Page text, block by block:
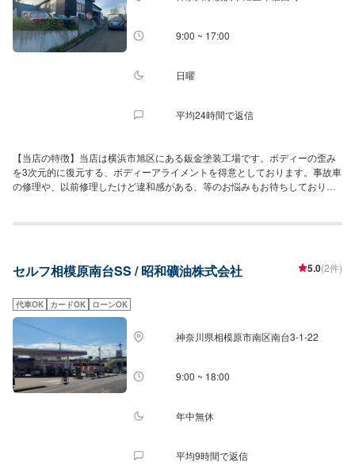
9:00 ~ 17:00
日曜
平均24時間で返信
【当店の特徴】当店は横浜市旭区にある鈑金塗装工場です。ボディーの歪み
を3次元的に復元する、ボディーアライメントを得意としております。事故車
の修理や、以前修理したけど違和感がある、等のお悩みもお待ちしておりま
ことはできる？と言ったことでも構いませんのでご相談くださいませ！【得
セルフ相模原南台SS / 昭和礦油株式会社 5.0(2件)
代車OK カードOK ローンOK
神奈川県相模原市南区南台3-1-22
9:00 ~ 18:00
年中無休
平均9時間で返信